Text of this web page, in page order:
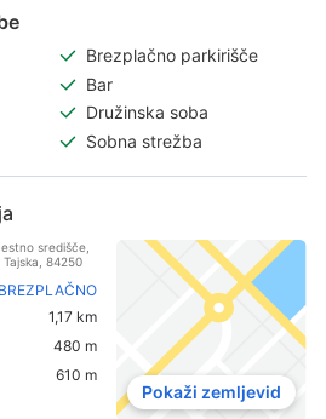
Brezplačno parkirišče
Bar
Družinska soba
Sobna strežba
središče,
84250
BREZPLAČNO
1,17 km
480 m
610 m
Pokaži zemljevid